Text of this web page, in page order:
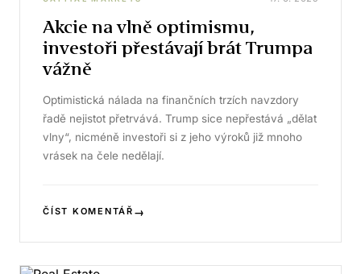
Akcie na vlně optimismu,
investoři přestávají brát Trumpa
vážně
Optimistická nálada na finančních trzích navzdory
řadě nejistot přetrvává. Trump sice nepřestává „dělat
vlny“, nicméně investoři si z jeho výroků již mnoho
vrásek na čele nedělají.
ČÍST KOMENTÁŘ →